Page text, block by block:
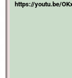
https://youtu.be/